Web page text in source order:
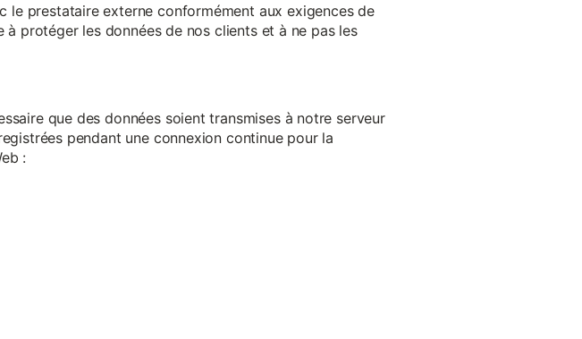
le prestataire externe conformément aux exigences de
protéger les données de nos clients et à ne pas les
que des données soient transmises à notre serveur
pendant une connexion continue pour la
: